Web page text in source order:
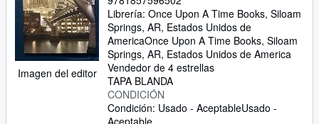
Imagen del editor
Librería: Once Upon A Time Books, Siloam
Springs, AR, Estados Unidos de
AmericaOnce Upon A Time Books, Siloam
Springs, AR, Estados Unidos de America
Vendedor de 4 estrellas
TAPA BLANDA
CONDICIÓN
Condición: Usado - AceptableUsado -
Aceptable